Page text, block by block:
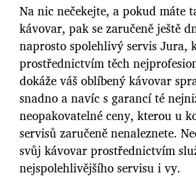
Na nic nečekejte, a pokud máte
kávovar, pak se zaručeně ještě
naprosto spolehlivý servis Jura,
prostřednictvím těch
dokáže váš oblíbený kávovar
snadno a navíc s garancí té
neopakovatelné ceny, kterou u
servisů zaručeně nenaleznete.
svůj kávovar prostřednictvím
nejspolehlivějšího servisu i vy.